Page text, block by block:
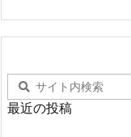
最近の投稿